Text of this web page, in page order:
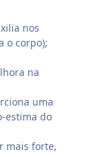
nos
o corpo);
na
uma
estima do
mais forte,